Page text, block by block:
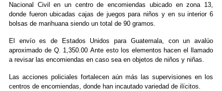
Nacional Civil en un centro de encomiendas ubicado en zona 13,
donde fueron ubicadas cajas de juegos para niños y en su interior 6
bolsas de marihuana siendo un total de 90 gramos.
El envío es de Estados Unidos para Guatemala, con un avalúo
aproximado de Q. 1,350.00Ante esto los elementos hacen el llamado
a revisar las encomiendas en caso sea en objetos de niños y niñas.
Las acciones policiales fortalecen aún más las supervisiones en los
centros de encomiendas, donde han incautado variedad de ilícitos.